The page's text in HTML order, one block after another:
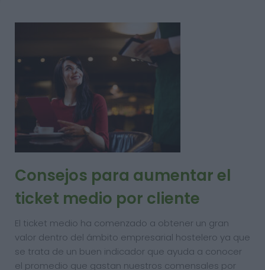
Consejos para aumentar el
ticket medio por cliente
El ticket medio ha comenzado a obtener un gran
valor dentro del ámbito empresarial hostelero ya que
se trata de un buen indicador que ayuda a conocer
el promedio que gastan nuestros comensales por